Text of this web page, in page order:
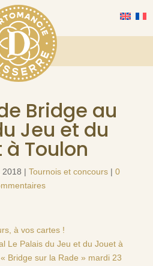
Bridge au
Jeu et du
Toulon
2018 | Tournois et concours| 0
à vos cartes !
Le Palais du Jeu et du Jouetà
Bridge sur la Rade » mardi 23